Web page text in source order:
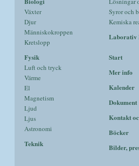
Växter
Djur
Människokroppen
Kretslopp
Syror och
Kemiska
Laborativ
Fysik
Luft och tryck
Värme
El
Magnetism
Ljud
Ljus
Astronomi
Teknik
Start
Mer info
Kalender
Dokument
Kontakt
Böcker
Bilder,